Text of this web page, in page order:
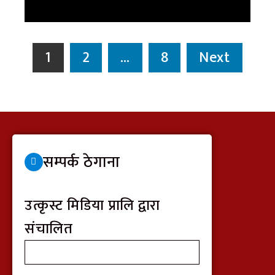
1
2 … 8 Next
सम्पर्क ठेगाना
उत्कृस्ट मिडिया प्रालि द्वारा
संचालित